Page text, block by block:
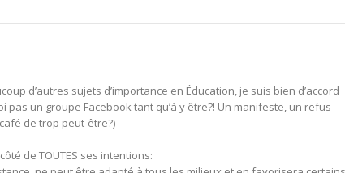
d’autres sujets d’importance en Éducation, je suis bien d’accord
un groupe Facebook tant qu’à y être?! Un manifeste, un refus
de trop peut-être?)
de TOUTES ses intentions: